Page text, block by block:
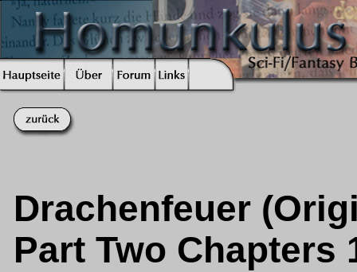
Drachenfeuer
Part Two Chapters